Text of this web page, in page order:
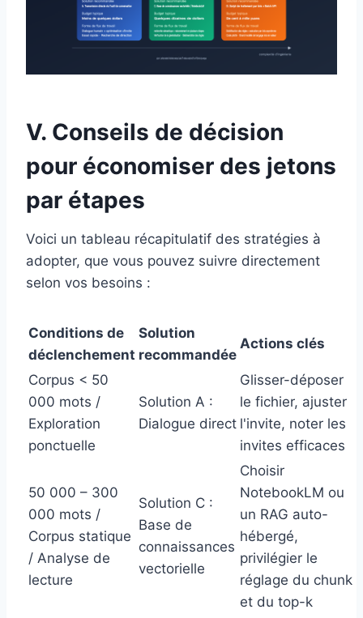
V. Conseils de décision
pour économiser des jetons
par étapes
Voici un tableau récapitulatif des stratégies à
adopter, que vous pouvez suivre directement
selon vos besoins :
Conditions de
déclenchement
Solution
recommandée
Actions clés
Corpus < 50
000 mots /
Exploration
ponctuelle
Solution A :
Dialogue direct
Glisser-déposer
le fichier, ajuster
l'invite, noter les
invites efficaces
50 000 – 300
000 mots /
Corpus statique
/ Analyse de
lecture
Solution C :
Base de
connaissances
vectorielle
Choisir
NotebookLM ou
un RAG auto-
hébergé,
privilégier le
réglage du chunk
et du top-k